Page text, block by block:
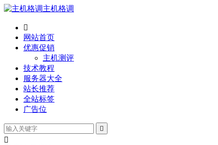
主机格调

网站首页
优惠促销
主机测评
技术教程
服务器大全
站长推荐
全站标签
广告位

